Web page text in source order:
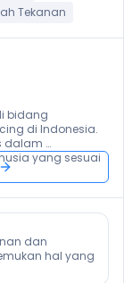
Tekanan
bidang
di Indonesia.
dalam
yang sesuai
dan
hal yang